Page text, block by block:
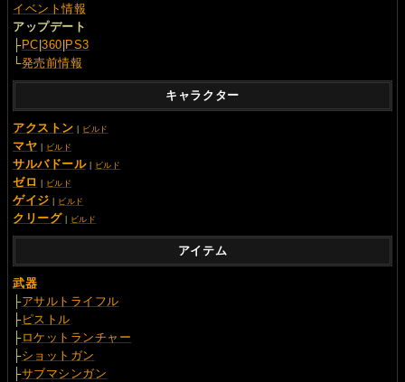
イベント情報
アップデート
├PC |360 PS3
└発売前情報
キャラクター
アクストン ビルド
マヤ ビルド
サルバドール| ビルド
ゼロ ビルド
ゲイジ ビルド
クリーグ ビルド
アイテム
武器
├アサルトライフル
├ピストル
├ロケットランチャー
├ショットガン
├サブマシンガン